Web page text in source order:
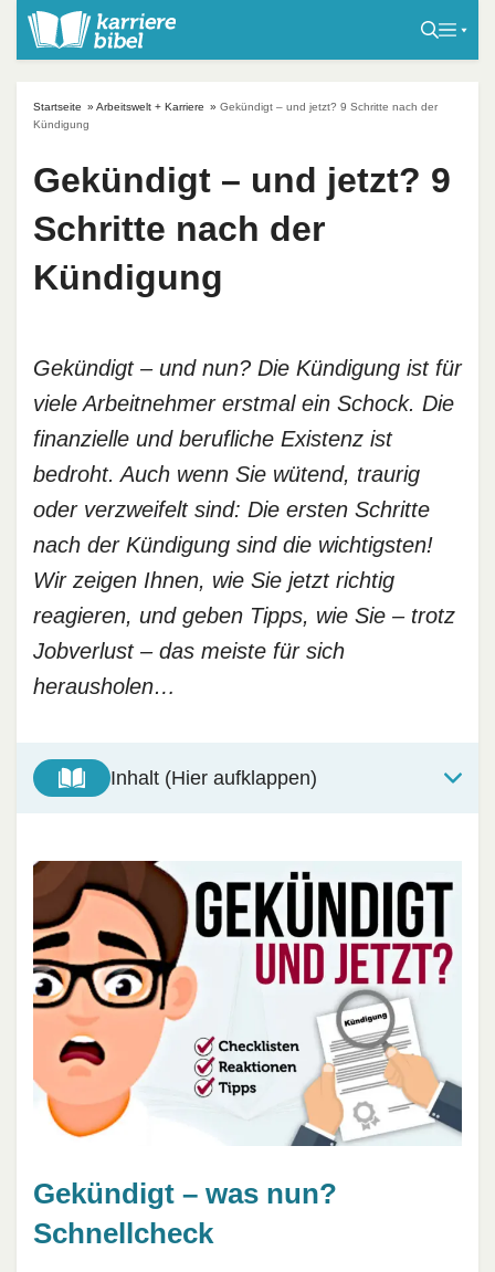
Startseite » Arbeitswelt + Karriere » Gekündigt – und jetzt? 9 Schritte nach der
Kündigung
Gekündigt – und jetzt? 9
Schritte nach der
Kündigung
Gekündigt – und nun? Die Kündigung ist für
viele Arbeitnehmer erstmal ein Schock. Die
finanzielle und berufliche Existenz ist
bedroht. Auch wenn Sie wütend, traurig
oder verzweifelt sind: Die ersten Schritte
nach der Kündigung sind die wichtigsten!
Wir zeigen Ihnen, wie Sie jetzt richtig
reagieren, und geben Tipps, wie Sie – trotz
Jobverlust – das meiste für sich
herausholen…
Inhalt (Hier aufklappen)
Gekündigt – was nun?
Schnellcheck